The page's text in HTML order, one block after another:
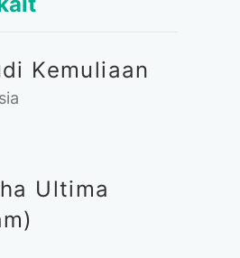
Kemuliaan
Ultima